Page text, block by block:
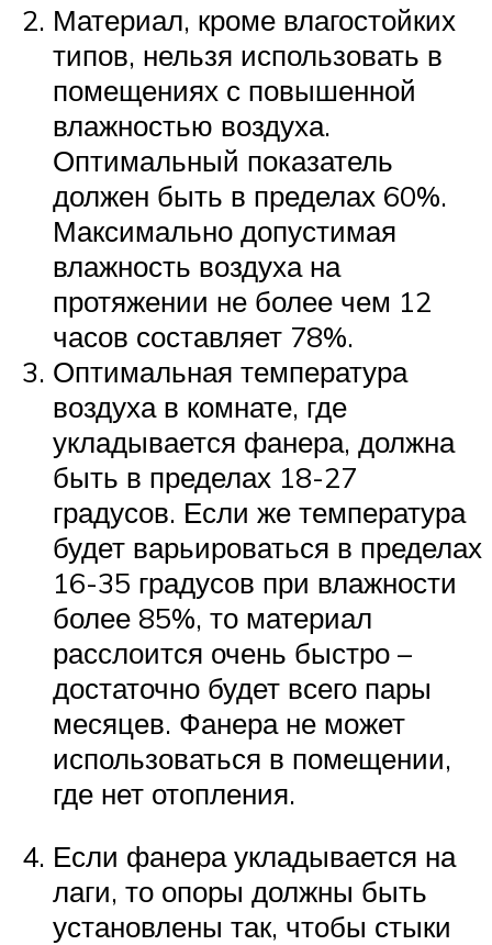
Материал, кроме влагостойких
типов, нельзя использовать в
помещениях с повышенной
влажностью воздуха.
Оптимальный показатель
должен быть в пределах 60%.
Максимально допустимая
влажность воздуха на
протяжении не более чем 12
часов составляет 78%.
Оптимальная температура
воздуха в комнате, где
укладывается фанера, должна
быть в пределах 18-27
градусов. Если же температура
будет варьироваться в пределах
16-35 градусов при влажности
более 85%, то материал
расслоится очень быстро –
достаточно будет всего пары
месяцев. Фанера не может
использоваться в помещении,
где нет отопления.
Если фанера укладывается на
лаги, то опоры должны быть
установлены так, чтобы стыки